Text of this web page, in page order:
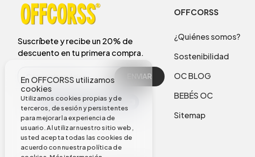
En OFFCORSS utilizamos
cookies
Utilizamos cookies propias y de
terceros, de sesión y persistentes
para mejorar la experiencia de
usuario. Al utilizar nuestro sitio web,
usted acepta todas las cookies de
acuerdo con nuestra política de
Suscríbete y recibe un 20% de
descuento en tu primera compra.
ENVIAR
OFFCORSS
¿Quiénes somos?
Sostenibilidad
OC BLOG
BEBÉS OC
Sitemap